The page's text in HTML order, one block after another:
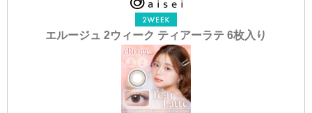
エルージュ 2ウィーク ティアーラテ 6枚入り